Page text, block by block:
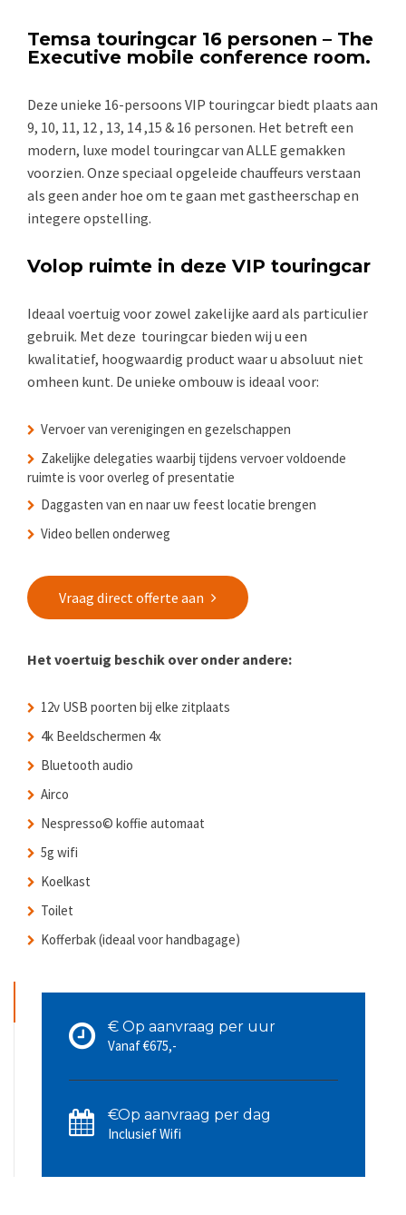
Temsa touringcar 16 personen – The
Executive mobile conference room.
Deze unieke 16-persoons VIP touringcar biedt plaats aan
9, 10, 11, 12 , 13, 14 ,15 & 16 personen. Het betreft een
modern, luxe model touringcar van ALLE gemakken
voorzien. Onze speciaal opgeleide chauffeurs verstaan
als geen ander hoe om te gaan met gastheerschap en
integere opstelling.
Volop ruimte in deze VIP touringcar
Ideaal voertuig voor zowel zakelijke aard als particulier
gebruik. Met deze touringcar bieden wij u een
kwalitatief, hoogwaardig product waar u absoluut niet
omheen kunt. De unieke ombouw is ideaal voor:
Vervoer van verenigingen en gezelschappen
Zakelijke delegaties waarbij tijdens vervoer voldoende
ruimte is voor overleg of presentatie
Daggasten van en naar uw feest locatie brengen
Video bellen onderweg
Vraag direct offerte aan
Het voertuig beschik over onder andere:
12v USB poorten bij elke zitplaats
4k Beeldschermen 4x
Bluetooth audio
Airco
Nespresso© koffie automaat
5g wifi
Koelkast
Toilet
Kofferbak (ideaal voor handbagage)
€ Op aanvraag per uur
Vanaf €675,-
€Op aanvraag per dag
Inclusief Wifi